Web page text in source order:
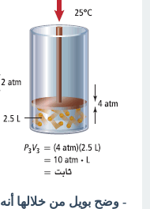
- وضح بويل من خلالها